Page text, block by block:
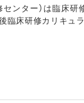
ンター）は臨床研
床研修カリキュラ